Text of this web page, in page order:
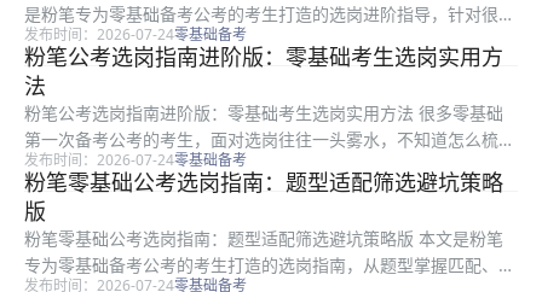
是粉笔专为零基础备考公考的考生打造的选岗进阶指导，针对很多
零基础考生不会看职位表、不会筛选条件、容易踩选岗误区的痛
点，从梳理可报范围、硬性条件筛选、常见避坑、最终确认四个维
度展开讲解...
发布时间：2026-07-24零基础备考
粉笔公考选岗指南进阶版：零基础考生选岗实用方
法
粉笔公考选岗指南进阶版：零基础考生选岗实用方法 很多零基础
第一次备考公考的考生，面对选岗往往一头雾水，不知道怎么梳理
自身条件、筛选职位表，还容易踩很多不必要的坑，浪费备考时
间。本文是粉笔整理的进阶版选岗指南，适合零基础备考人群，从
个人条件梳...
发布时间：2026-07-24零基础备考
粉笔零基础公考选岗指南：题型适配筛选避坑策略
版
粉笔零基础公考选岗指南：题型适配筛选避坑策略版 本文是粉笔
专为零基础备考公考的考生打造的选岗指南，从题型掌握匹配、条
发布时间：2026-07-24零基础备考